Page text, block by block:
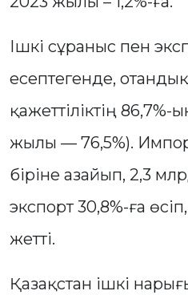
Ішкі сұраныс пен
есептегенде,
қажеттіліктің
жылы — 76,5%).
біріне азайып, 2,3
экспорт 30,8%-ға
жетті.
Қазақстан ішкі